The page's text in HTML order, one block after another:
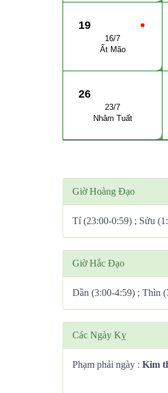
●
19
16/7
Ất Mão
26
23/7
Nhâm Tuất
Giờ Hoàng Đạo
Tí (23:00-0:59) ; Sửu
Giờ Hắc Đạo
Dần (3:00-4:59) ; Thìn
Các Ngày Kỵ
Phạm phải ngày : Kim